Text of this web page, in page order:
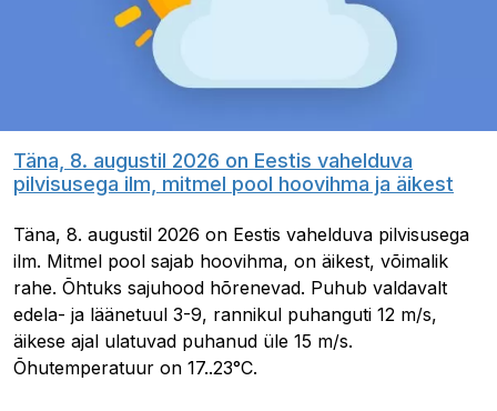
Täna, 8. augustil 2026 on Eestis vahelduva
pilvisusega ilm, mitmel pool hoovihma ja äikest
Täna, 8. augustil 2026 on Eestis vahelduva pilvisusega
ilm. Mitmel pool sajab hoovihma, on äikest, võimalik
rahe. Õhtuks sajuhood hõrenevad. Puhub valdavalt
edela- ja läänetuul 3-9, rannikul puhanguti 12 m/s,
äikese ajal ulatuvad puhanud üle 15 m/s.
Õhutemperatuur on 17..23°C.